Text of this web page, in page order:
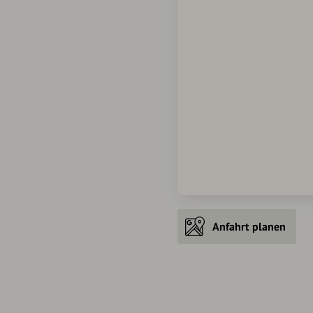
Anfahrt planen